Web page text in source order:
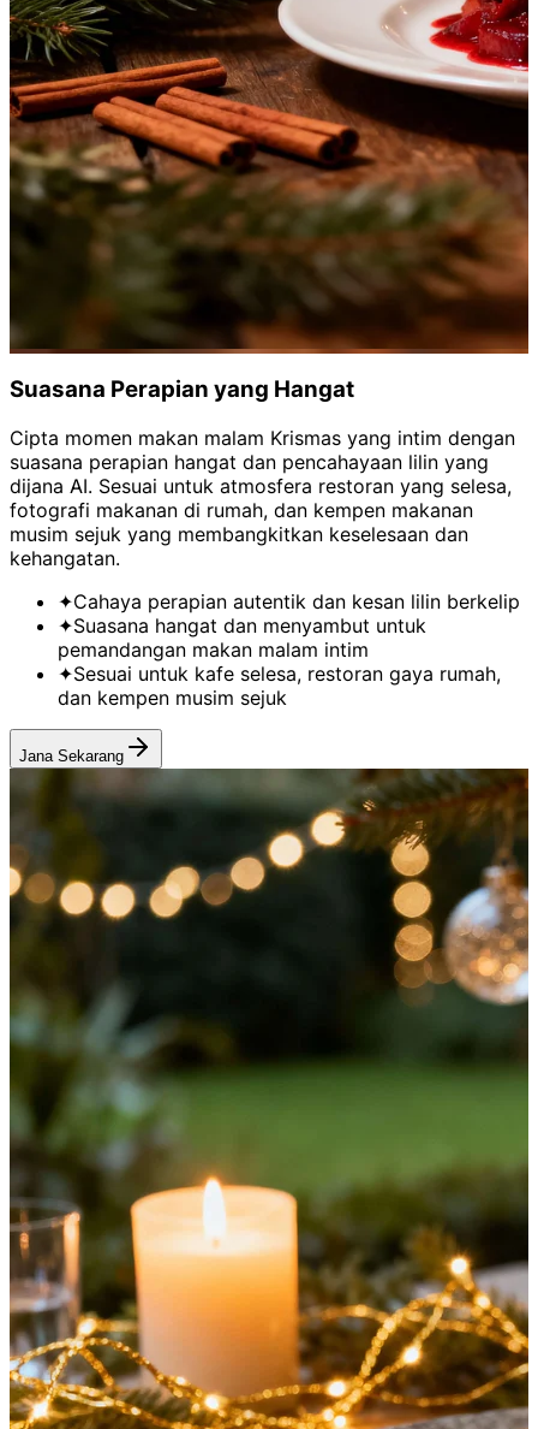
Suasana Perapian yang Hangat
Cipta momen makan malam Krismas yang intim dengan
suasana perapian hangat dan pencahayaan lilin yang
dijana AI. Sesuai untuk atmosfera restoran yang selesa,
fotografi makanan di rumah, dan kempen makanan
musim sejuk yang membangkitkan keselesaan dan
kehangatan.
✦Cahaya perapian autentik dan kesan lilin berkelip
✦Suasana hangat dan menyambut untuk
pemandangan makan malam intim
✦Sesuai untuk kafe selesa, restoran gaya rumah,
dan kempen musim sejuk
Jana Sekarang